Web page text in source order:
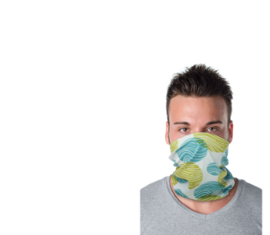
Minimale afname: 10